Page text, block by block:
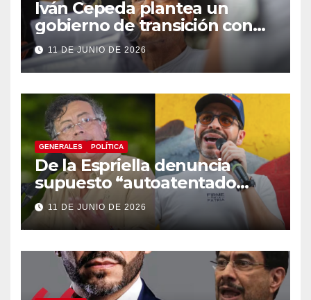
Iván Cepeda plantea un
gobierno de transición con
énfasis en el empalme
institucional y una eventual
constituyente
11 DE JUNIO DE 2026
GENERALES POLÍTICA
De la Espriella denuncia
supuesto “autoatentado
legislativo” tras decisión de
suspender provisionalmente
a Petro
11 DE JUNIO DE 2026